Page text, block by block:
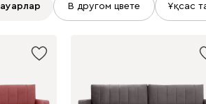
В другом цвете Ұқсас